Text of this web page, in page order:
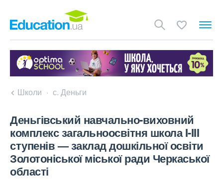
Школи с. Деньги
Деньгівський навчально-виховний
комплекс загальноосвітня школа I-III
ступенів — заклад дошкільної освіти
Золотоніської міської ради Черкаської
області